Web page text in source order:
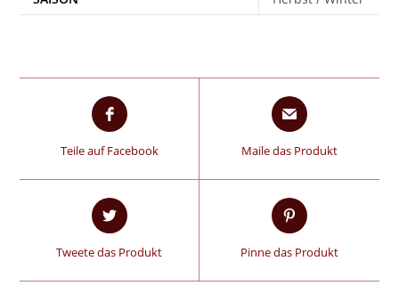
Teile auf Facebook Maile das Produkt
Tweete das Produkt Pinne das Produkt